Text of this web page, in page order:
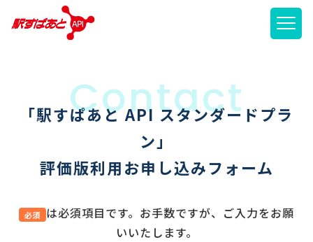
メニ
「駅すぱあと API スタンダードプラ
ン」
評価版利用お申し込みフォーム
必須
は必須項目です。お手数ですが、ご入力をお願
いいたします。